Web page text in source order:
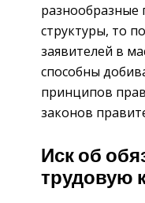
разнообразные
структуры, то
заявителей в
способны
принципов
законов
Иск об
трудовую